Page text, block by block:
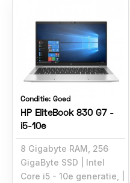
Conditie: Goed
HP EliteBook 830 G7 -
i5-10e
8 Gigabyte RAM, 256
GigaByte SSD
Intel
Core i5 - 10e generatie,